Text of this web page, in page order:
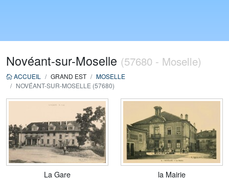
Novéant-sur-Moselle (57680 - Moselle)
ACCUEIL GRAND EST
MOSELLE
NOVÉANT-SUR-MOSELLE (57680)
La Gare la Mairie